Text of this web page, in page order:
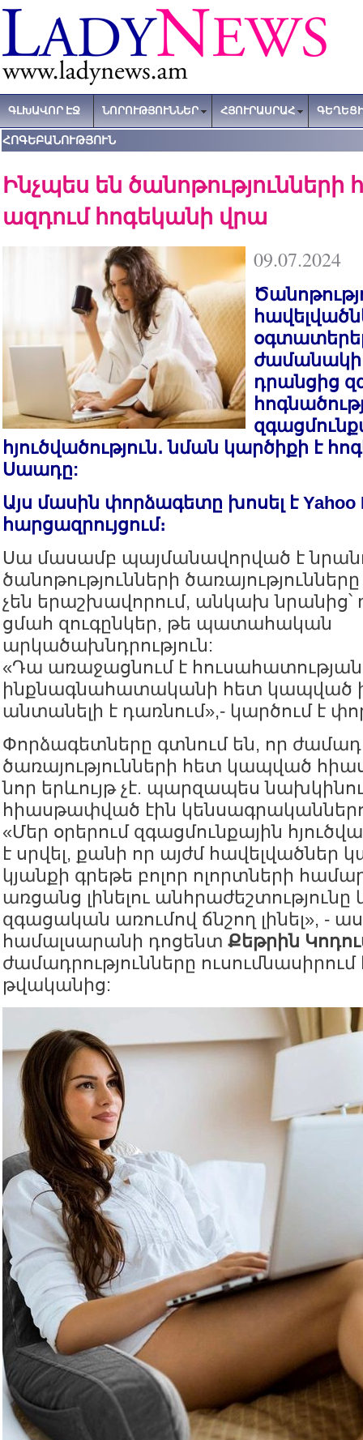
ԳԼԽԱՎՈՐ ԷՋ ՆՈՐՈՒԹՅՈՒՆՆԵՐ ՀՅՈՒՐԱՍՐԱՀ
ՀՈԳԵԲԱՆՈՒԹՅՈՒՆ
Ինչպես են ծանոթությունների
ազդում հոգեկանի վրա
09.07.2024
ժամանակի
դրանցից
հյուծվածություն․ նման կարծիքի է
Սաադը:
Այս մասին փորձագետը խոսել է
հարցազրույցում։
Սա մասամբ պայմանավորված է
ծանոթությունների
չեն երաշխավորում, անկախ նրանից՝
ցմահ զուգընկեր, թե պատահական
արկածախնդրություն:
«Դա առաջացնում է
ինքնագնահատականի հետ կապված
անտանելի է դառնում»,- կարծում է
Փորձագետները գտնում են, որ
ծառայությունների հետ կապված
նոր երևույթ չէ. պարզապես
հիասթափված էին
«Մեր օրերում զգացմունքային
է սրվել, քանի որ այժմ հավելվածներ
կյանքի գրեթե բոլոր ոլորտների
առցանց լինելու անհրաժեշտությունը
զգացական առումով ճնշող լինել», -
համալսարանի դոցենտ Քեթրին
ժամադրությունները ուսումնասիրում
թվականից: